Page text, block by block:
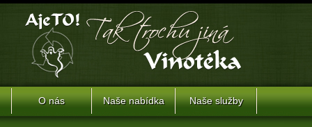
O nás Naše nabídka Naše služby